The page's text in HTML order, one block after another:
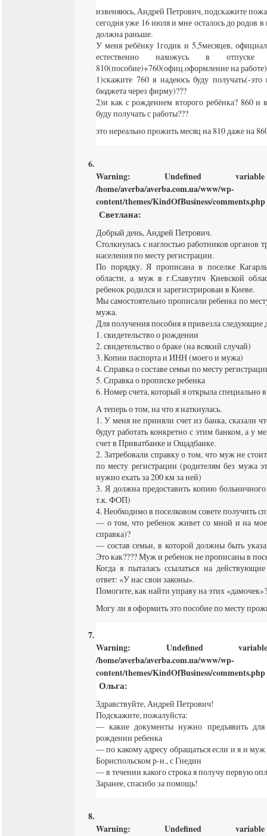
извеняюсь, Андрей Петрович, подскажите
сегодня уже 16 июля и мне осталось до родов в
должна раньше.
У меня ребёнку 1годик и 5,5месяцев,
естественно нахожусь в
810(пособие)+760(офиц.оформление на
1)скажите 760 я надеюсь буду получать(-
бюджета через фирму)???
2)и как с рождением второго ребёнка? 860 и
буду получать с работы???
это нереально прожить месяц на 810 даже на
Warning: Undefined
/home/averba/averba.com.ua/www/wp-
content/themes/KindOfBusiness/comments.php
Светлана:
Добрый день, Андрей Петрович.
Столкнулась с наглостью работников органов
населения по месту регистрации.
По порядку. Я прописана в поселке
области, а муж в г.Славутич Киевской
ребенок родился и зарегистрирован в Киеве.
Мы самостоятельно прописали ребенка по
мужа.
Для получения пособия я привезла следующие
1. свидетельство о рождении
2. свидетельство о браке (на всякий случай)
3. Копии паспорта и ИНН (моего и мужа)
4. Справка о составе семьи по месту
5. Справка о прописке ребенка
6. Номер счета, который я открыла специально
А теперь о том, на что я наткнулась.
1. У меня не приняли счет из банка, сказали
будут работать конкретно с этим банком, а у
счет в Приватбанке и Ощадбанке.
2. Затребовали справку о том, что муж не
по месту регистрации (родителям без мужа
нужно ехать за 200 км за ней)
3. Я должна предоставить копию
т.к. ФОП)
4. Необходимо в поселковом совете получить
— о том, что ребенок живет со мной и на
справка)?
— состав семьи, в которой должны быть
Это как???? Муж и ребенок не прописаны в
Когда я пыталась ссылаться на
ответ: «У нас свои законы».
Помогите, как найти управу на этих
Могу ли я оформить это пособие по месту
Warning: Undefined
/home/averba/averba.com.ua/www/wp-
content/themes/KindOfBusiness/comments.php
Ольга:
Здравствуйте, Андрей Петрович!
Подскажите, пожалуйста:
— какие документы нужно предъявить
рождении ребенка
— по какому адресу обращаться если и я и
Бориспольском р-н., с Гнедин
— в течении какого строка я получу первую
Заранее, спасибо за помощь!
Warning: Undefined